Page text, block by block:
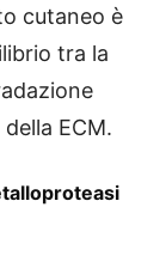
cutaneo è
tra la
ECM.